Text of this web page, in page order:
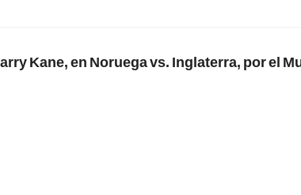
Kane, en Noruega vs. Inglaterra, por el